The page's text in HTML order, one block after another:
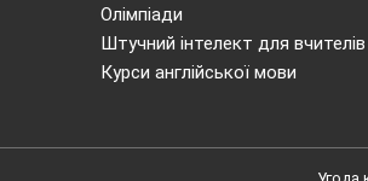
Олімпіади
Штучний інтелект для вчителів
Курси англійської мови